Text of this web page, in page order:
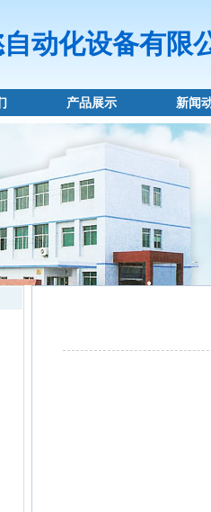
动化设备有限
产品展示 新闻